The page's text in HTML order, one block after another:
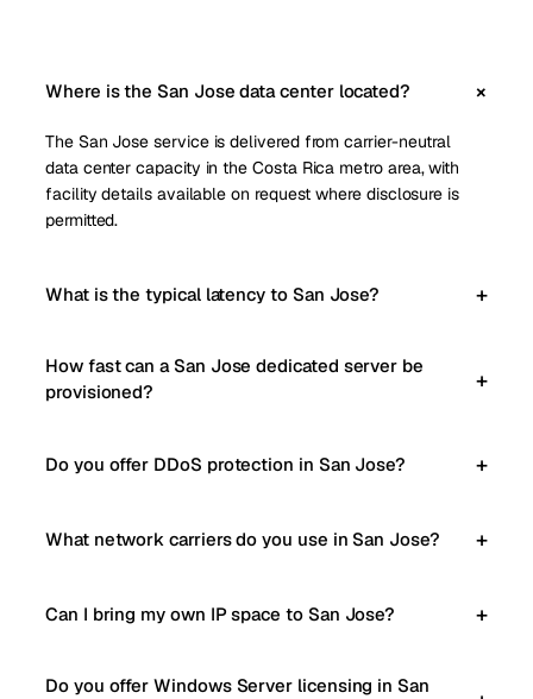
Where is the San Jose data center located?
The San Jose service is delivered from carrier-neutral
data center capacity in the Costa Rica metro area, with
facility details available on request where disclosure is
permitted.
What is the typical latency to San Jose?
How fast can a San Jose dedicated server be
provisioned?
Do you offer DDoS protection in San Jose?
What network carriers do you use in San Jose?
Can I bring my own IP space to San Jose?
Do you offer Windows Server licensing in San